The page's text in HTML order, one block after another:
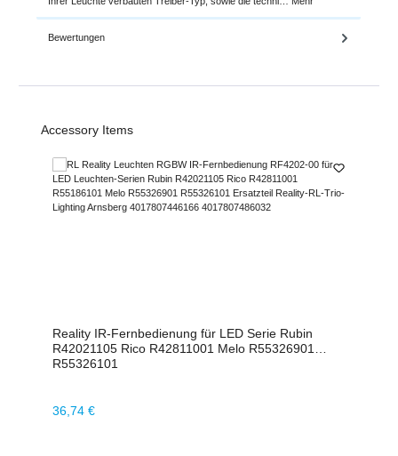
Bewertungen
Produktgalerie überspringen
Accessory Items
Reality IR-Fernbedienung für LED Serie Rubin
R42021105 Rico R42811001 Melo R55326901
R55326101
Regulärer Preis:
36,74 €